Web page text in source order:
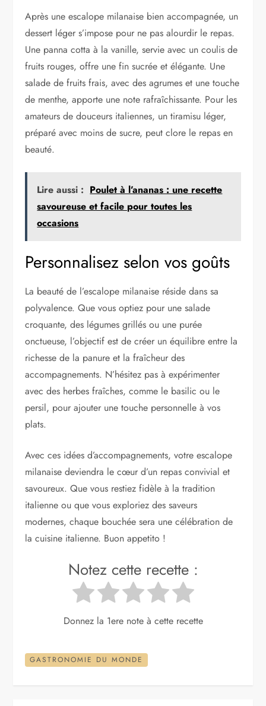
Après une escalope milanaise bien accompagnée, un
dessert léger s’impose pour ne pas alourdir le repas.
Une panna cotta à la vanille, servie avec un coulis de
fruits rouges, offre une fin sucrée et élégante. Une
salade de fruits frais, avec des agrumes et une touche
de menthe, apporte une note rafraîchissante. Pour les
amateurs de douceurs italiennes, un tiramisu léger,
préparé avec moins de sucre, peut clore le repas en
beauté.
Lire aussi : Poulet à l’ananas : une recette
savoureuse et facile pour toutes les
occasions
Personnalisez selon vos goûts
La beauté de l’escalope milanaise réside dans sa
polyvalence. Que vous optiez pour une salade
croquante, des légumes grillés ou une purée
onctueuse, l’objectif est de créer un équilibre entre la
richesse de la panure et la fraîcheur des
accompagnements. N’hésitez pas à expérimenter
avec des herbes fraîches, comme le basilic ou le
persil, pour ajouter une touche personnelle à vos
plats.
Avec ces idées d’accompagnements, votre escalope
milanaise deviendra le cœur d’un repas convivial et
savoureux. Que vous restiez fidèle à la tradition
italienne ou que vous exploriez des saveurs
modernes, chaque bouchée sera une célébration de
la cuisine italienne. Buon appetito !
Notez cette recette :
Donnez la 1ere note à cette recette
GASTRONOMIE DU MONDE